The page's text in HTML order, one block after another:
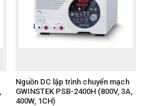
Nguồn DC lập trình chuyển mạch
GWINSTEK PSB-2400H (800V, 3A,
400W, 1CH)